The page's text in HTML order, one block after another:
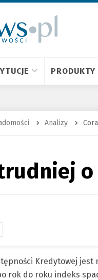
PRODUKTY
Analizy
Kredytowej jest
rok do roku indeks